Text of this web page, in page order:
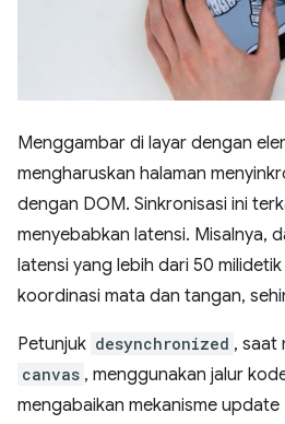
Menggambar di layar dengan
mengharuskan halaman
dengan DOM. Sinkronisasi ini
menyebabkan latensi. Misalnya,
latensi yang lebih dari 50
koordinasi mata dan tangan,
Petunjuk desynchronized , saat
canvas , menggunakan jalur
mengabaikan mekanisme update